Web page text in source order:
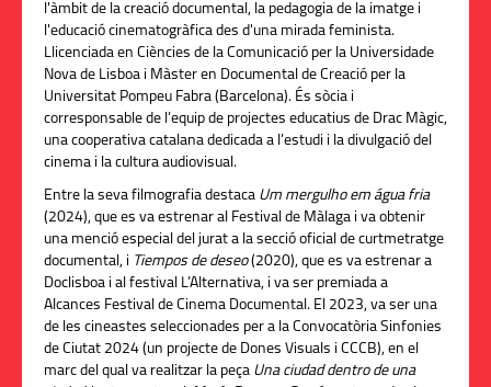
l'àmbit de la creació documental, la pedagogia de la imatge i
l'educació cinematogràfica des d'una mirada feminista.
Llicenciada en Ciències de la Comunicació per la Universidade
Nova de Lisboa i Màster en Documental de Creació per la
Universitat Pompeu Fabra (Barcelona). És sòcia i
corresponsable de l’equip de projectes educatius de Drac Màgic,
una cooperativa catalana dedicada a l’estudi i la divulgació del
cinema i la cultura audiovisual.
Entre la seva filmografia destaca Um mergulho em água fria
(2024), que es va estrenar al Festival de Màlaga i va obtenir
una menció especial del jurat a la secció oficial de curtmetratge
documental, i Tiempos de deseo(2020), que es va estrenar a
Doclisboa i al festival L’Alternativa, i va ser premiada a
Alcances Festival de Cinema Documental. El 2023, va ser una
de les cineastes seleccionades per a la Convocatòria Sinfonies
de Ciutat 2024 (un projecte de Dones Visuals i CCCB), en el
marc del qual va realitzar la peça Una ciudad dentro de una